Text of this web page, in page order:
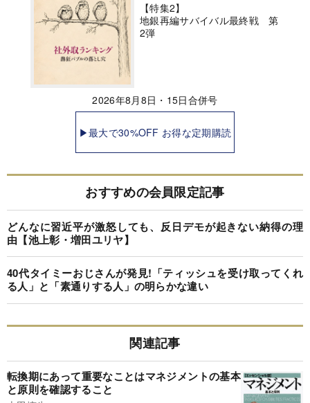
【特集2】
地銀再編サバイバル最終戦 第
2弾
2026年8月8日・15日合併号
▶最大で30%OFF お得な定期購読
おすすめの会員限定記事
どんなに習近平が激怒しても、反日デモが起きない納得の理
由【池上彰・増田ユリヤ】
40代タイミーおじさんが発見!「ティッシュを受け取ってくれ
る人」と「素通りする人」の明らかな違い
関連記事
転換期にあって重要なことはマネジメントの基本
と原則を確認すること